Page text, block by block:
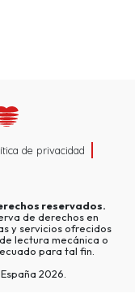
de privacidad
reservados.
de derechos en
y servicios ofrecidos
lectura mecánica o
para tal fin.
2026.